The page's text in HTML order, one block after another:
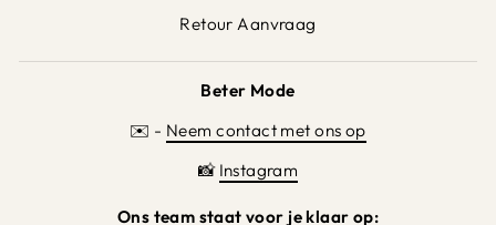
Retour Aanvraag
Beter Mode
✉️ - Neem contact met ons op
📸 Instagram
Ons team staat voor je klaar op: